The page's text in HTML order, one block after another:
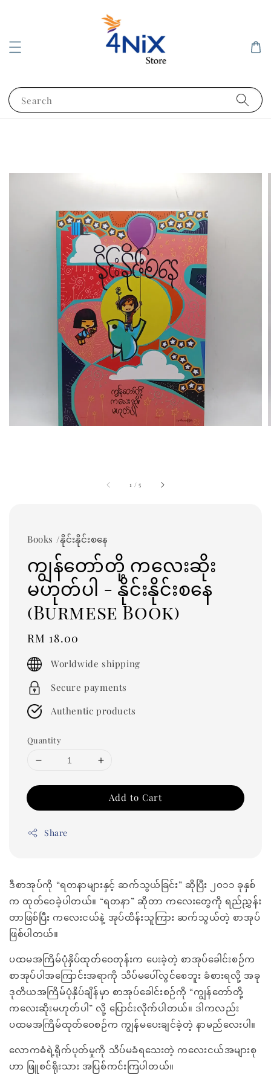
Search
1 /5
Books /နိုင်းနိုင်းစနေ
ကျွန်တော်တို့ ကလေးဆိုး
မဟုတ်ပါ - နိုင်းနိုင်းစနေ
(Burmese Book)
Regular
price
RM 18.00
Worldwide shipping
Secure payments
Authentic products
Quantity
Add to Cart
Share
ဒီစာအုပ်ကို “ရတနာများနှင့် ဆက်သွယ်ခြင်း” ဆိုပြီး ၂ဝ၁၁ ခုနှစ်
က ထုတ်ဝေခဲ့ပါတယ်။ “ရတနာ” ဆိုတာ ကလေးတွေကို ရည်ညွှန်း
တာဖြစ်ပြီး ကလေးငယ်နဲ့ အုပ်ထိန်းသူကြား ဆက်သွယ်တဲ့ စာအုပ်
ဖြစ်ပါတယ်။
ပထမအကြိမ်ပုံနှိပ်ထုတ်ဝေတုန်းက ပေးခဲ့တဲ့ စာအုပ်ခေါင်းစဉ်က
စာအုပ်ပါအကြောင်းအရာကို သိပ်မပေါ်လွင်စေဘူး ခံစားရလို့ အခု
ဒုတိယအကြိမ်ပုံနှိပ်ချိန်မှာ စာအုပ်ခေါင်းစဉ်ကို “ကျွန်တော်တို့
ကလေးဆိုးမဟုတ်ပါ” လို့ ပြောင်းလိုက်ပါတယ်။ ဒါကလည်း
ပထမအကြိမ်ထုတ်ဝေစဉ်က ကျွန်မပေးချင်ခဲ့တဲ့ နာမည်လေးပါ။
လောကဓံရဲ့ရိုက်ပုတ်မှုကို သိပ်မခံရသေးတဲ့ ကလေးငယ်အများစု
ဟာ ဖြူစင်ရိုးသား အပြစ်ကင်းကြပါတယ်။